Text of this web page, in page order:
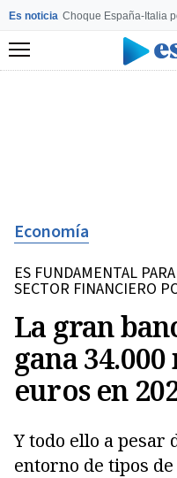
Es noticia Choque España-Italia
Menú
Economía
ES FUNDAMENTAL
SECTOR FINANCIERO
La gran
gana
euros en
Y todo ello a pesar
entorno de tipos